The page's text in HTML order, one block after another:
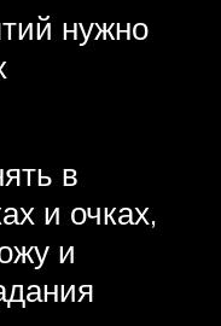
нужно
в
и очках,
и